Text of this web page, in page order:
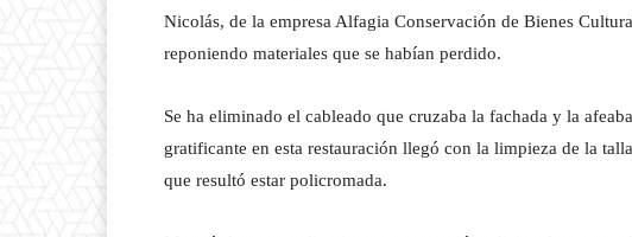
Nicolás, de la empresa Alfagia Conservación de Bienes
reponiendo materiales que se habían perdido.
Se ha eliminado el cableado que cruzaba la fachada y la
gratificante en esta restauración llegó con la limpieza de la
que resultó estar policromada.